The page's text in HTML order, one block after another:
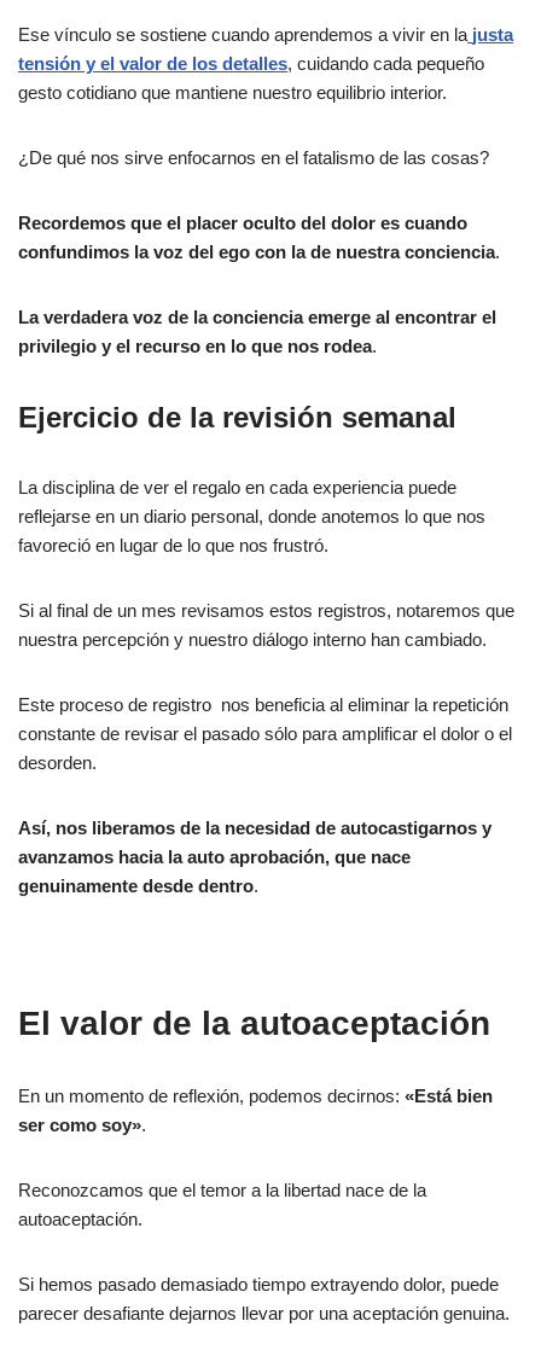
Ese vínculo se sostiene cuando aprendemos a vivir en la justa
tensión y el valor de los detalles, cuidando cada pequeño
gesto cotidiano que mantiene nuestro equilibrio interior.
¿De qué nos sirve enfocarnos en el fatalismo de las cosas?
Recordemos que el placer oculto del dolor es cuando
confundimos la voz del ego con la de nuestra conciencia.
La verdadera voz de la conciencia emerge al encontrar el
privilegio y el recurso en lo que nos rodea.
Ejercicio de la revisión semanal
La disciplina de ver el regalo en cada experiencia puede
reflejarse en un diario personal, donde anotemos lo que nos
favoreció en lugar de lo que nos frustró.
Si al final de un mes revisamos estos registros, notaremos que
nuestra percepción y nuestro diálogo interno han cambiado.
Este proceso de registro nos beneficia al eliminar la repetición
constante de revisar el pasado sólo para amplificar el dolor o el
desorden.
Así, nos liberamos de la necesidad de autocastigarnos y
avanzamos hacia la auto aprobación, que nace
genuinamente desde dentro.
El valor de la autoaceptación
En un momento de reflexión, podemos decirnos: «Está bien
ser como soy».
Reconozcamos que el temor a la libertad nace de la
autoaceptación.
Si hemos pasado demasiado tiempo extrayendo dolor, puede
parecer desafiante dejarnos llevar por una aceptación genuina.